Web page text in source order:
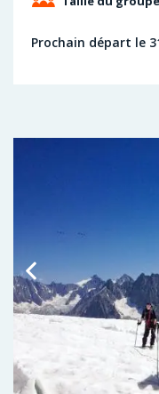
Prochain départ le